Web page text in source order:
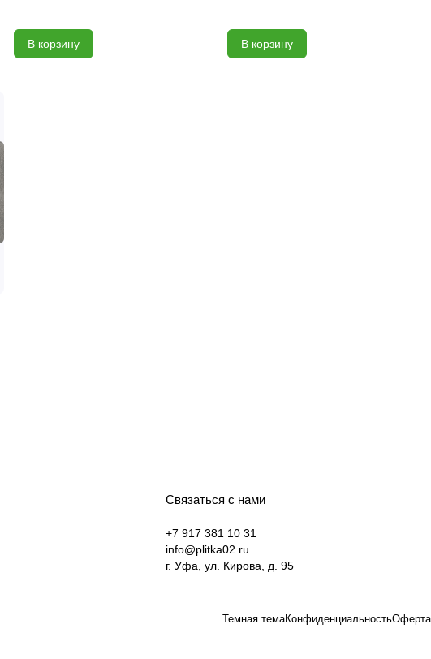
В корзину В корзину
Связаться с нами
+7 917 381 10 31
info@plitka02.ru
г. Уфа, ул. Кирова, д. 95
Темная темаКонфиденциальностьОферта